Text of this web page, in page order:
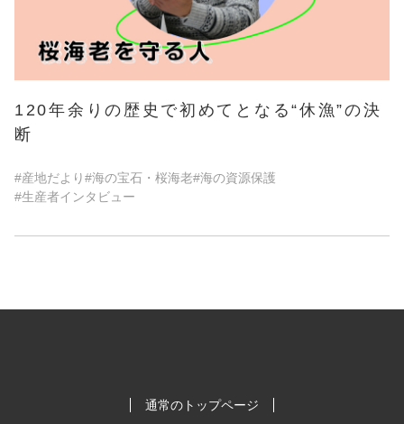
120年余りの歴史で初めてとなる“休漁”の決
断
#産地だより#海の宝石・桜海老#海の資源保護
#生産者インタビュー
通常のトップページ